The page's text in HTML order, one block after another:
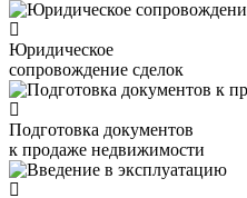
Юридическое
сопровождение сделок
Подготовка документов
к продаже недвижимости